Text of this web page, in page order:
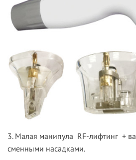
3. Малая манипула RF-лифтинг +
сменными насадками.